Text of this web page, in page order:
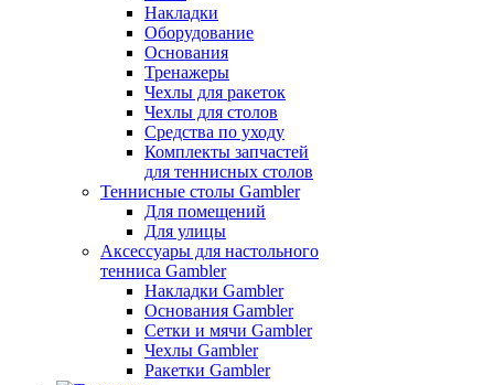
Накладки
Оборудование
Основания
Тренажеры
Чехлы для ракеток
Чехлы для столов
Средства по уходу
Комплекты запчастей
для теннисных столов
Теннисные столы Gambler
Для помещений
Для улицы
Аксессуары для настольного
тенниса Gambler
Накладки Gambler
Основания Gambler
Сетки и мячи Gambler
Чехлы Gambler
Ракетки Gambler